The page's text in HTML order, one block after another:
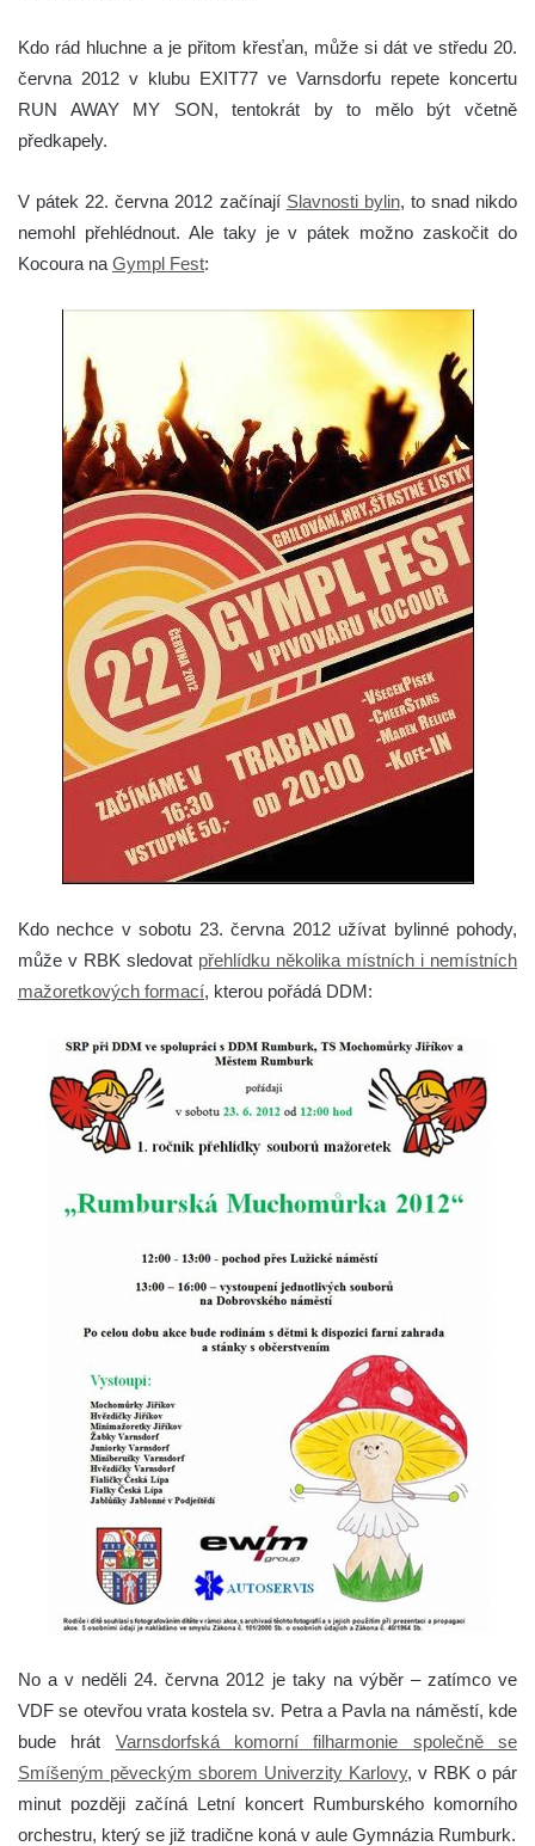
Kdo rád hluchne a je přitom křesťan, může si dát ve středu 20.
června 2012 v klubu EXIT77 ve Varnsdorfu repete koncertu
RUN AWAY MY SON, tentokrát by to mělo být včetně
předkapely.
V pátek 22. června 2012 začínají Slavnosti bylin, to snad nikdo
nemohl přehlédnout. Ale taky je v pátek možno zaskočit do
Kocoura naGympl Fest:
Kdo nechce v sobotu 23. června 2012 užívat bylinné pohody,
může v RBK sledovat přehlídku několika místních i nemístních
mažoretkových formací, kterou pořádá DDM:
No a v neděli 24. června 2012 je taky na výběr – zatímco ve
VDF se otevřou vrata kostela sv. Petra a Pavla na náměstí, kde
bude hrát Varnsdorfská komorní filharmonie společně se
Smíšeným pěveckým sborem Univerzity Karlovy, v RBK o pár
minut později začíná Letní koncert Rumburského komorního
orchestru, který se již tradične koná v aule Gymnázia Rumburk.